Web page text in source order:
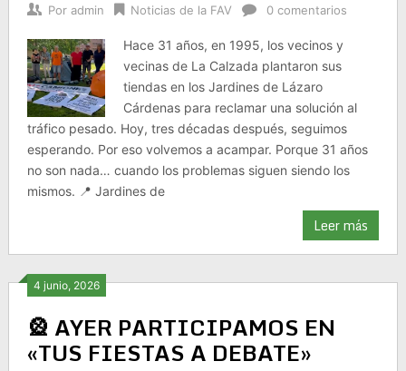
Por admin Noticias de la FAV 0 comentarios
Hace 31 años, en 1995, los vecinos y
vecinas de La Calzada plantaron sus
tiendas en los Jardines de Lázaro
Cárdenas para reclamar una solución al
tráfico pesado. Hoy, tres décadas después, seguimos
esperando. Por eso volvemos a acampar. Porque 31 años
no son nada… cuando los problemas siguen siendo los
mismos. 📍 Jardines de
Leer más
4 junio, 2026
🎡 AYER PARTICIPAMOS EN
«TUS FIESTAS A DEBATE»